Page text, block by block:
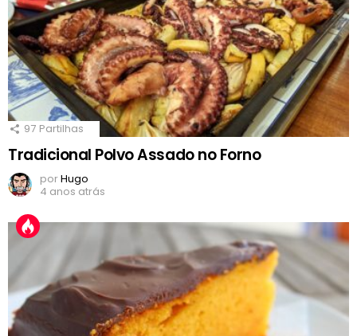
97 Partilhas
Tradicional Polvo Assado no Forno
porHugo
4 anos atrás